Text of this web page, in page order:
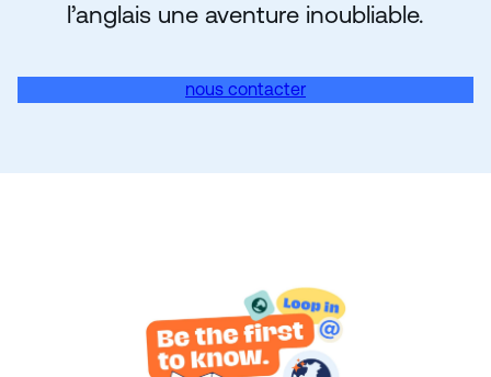
l’anglais une aventure inoubliable.
nous contacter